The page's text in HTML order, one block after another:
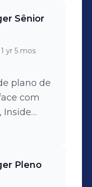
Sênior
1 yr 5 mos
plano de
Inside
Pleno